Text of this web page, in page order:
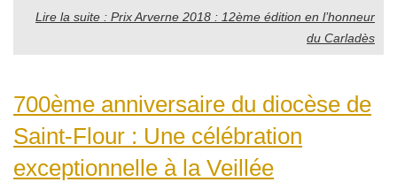
Lire la suite : Prix Arverne 2018 : 12ème édition en l’honneur
du Carladès
700ème anniversaire du diocèse de
Saint-Flour : Une célébration
exceptionnelle à la Veillée